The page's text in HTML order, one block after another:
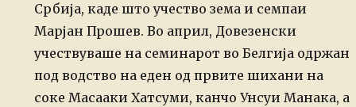
Србија, каде што учество зема и семпаи
Марјан Прошев. Во април, Довезенски
учествуваше на семинарот во Белгија одржан
под водство наеден од првите шихани на
соке Масааки Хатсуми, канчо Унсуи Манака, а